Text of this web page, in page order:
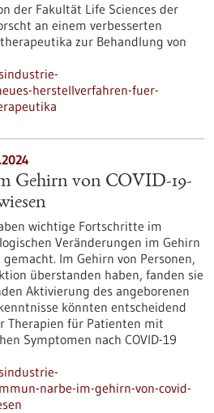
der Fakultät Life Sciences der
an einem verbesserten
zur Behandlung von
herstellverfahren-fuer-
Gehirn von COVID-19-
wichtige Fortschritte im
Veränderungen im Gehirn
gemacht. Im Gehirn von Personen,
überstanden haben, fanden sie
Aktivierung des angeborenen
könnten entscheidend
Therapien für Patienten mit
Symptomen nach COVID-19
narbe-im-gehirn-von-covid-